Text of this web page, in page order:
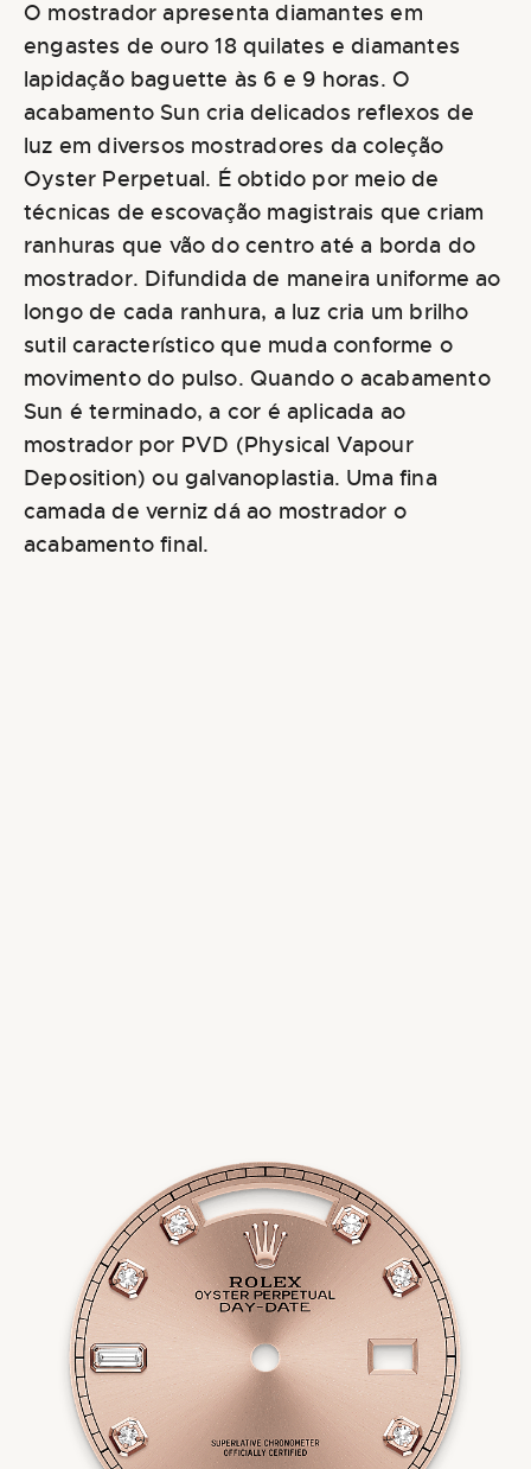
O mostrador apresenta diamantes em
engastes de ouro 18 quilates e diamantes
lapidação baguette às 6 e 9 horas. O
acabamento Sun cria delicados reflexos de
luz em diversos mostradores da coleção
Oyster Perpetual. É obtido por meio de
técnicas de escovação magistrais que criam
ranhuras que vão do centro até a borda do
mostrador. Difundida de maneira uniforme ao
longo de cada ranhura, a luz cria um brilho
sutil característico que muda conforme o
movimento do pulso. Quando o acabamento
Sun é terminado, a cor é aplicada ao
mostrador por PVD (Physical Vapour
Deposition) ou galvanoplastia. Uma fina
camada de verniz dá ao mostrador o
acabamento final.